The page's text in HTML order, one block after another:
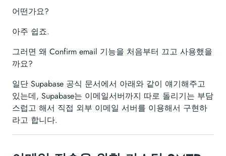
어떤가요?
아주 쉽죠.
그러면 왜 Confirm email 기능을 처음부터 끄고 사용했을
까요?
일단 Supabase 공식 문서에서 아래와 같이 얘기해주고
있는데, Supabase는 이메일서버까지 따로 돌리기는 부담
스럽고 해서 직접 외부 이메일 서버를 이용해서 구현하
라고 합니다.